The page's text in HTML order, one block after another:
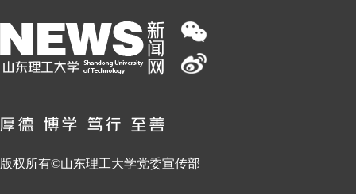
版权所有©山东理工大学党委宣传部